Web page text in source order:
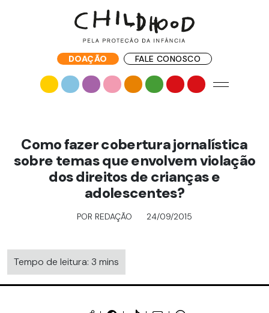
DOAÇÃO FALE CONOSCO
Como fazer cobertura jornalística
sobre temas que envolvem violação
dos direitos de crianças e
adolescentes?
POR REDAÇÃO 24/09/2015
Tempo de leitura: 3 mins